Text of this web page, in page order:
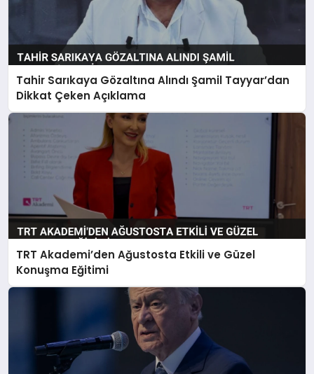
Tahir Sarıkaya Gözaltına Alındı Şamil Tayyar’dan
Dikkat Çeken Açıklama
TRT Akademi’den Ağustosta Etkili ve Güzel
Konuşma Eğitimi